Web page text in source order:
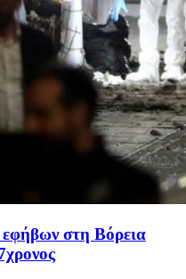
στη Βόρεια